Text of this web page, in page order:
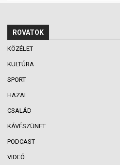
ROVATOK
KÖZÉLET
KULTÚRA
SPORT
HAZAI
CSALÁD
KÁVÉSZÜNET
PODCAST
VIDEÓ